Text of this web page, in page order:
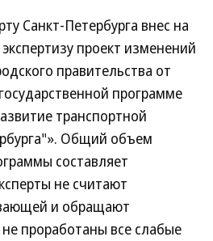
Санкт-Петербурга внес на
проект изменений
правительства от
программе
транспортной
Общий объем
составляет
не считают
и обращают
проработаны все слабые